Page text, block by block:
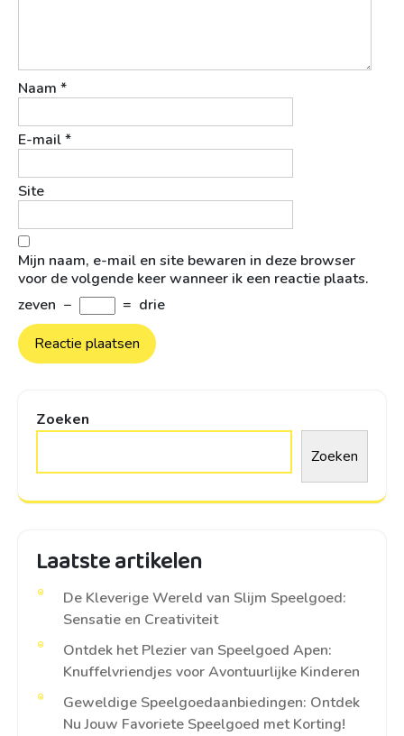
Naam *
E-mail*
Site
Mijn naam, e-mail en site bewaren in deze browser
voor de volgende keer wanneer ik een reactie plaats.
zeven − = drie
Zoeken
Zoeken
Laatste artikelen
De Kleverige Wereld van Slijm Speelgoed:
Sensatie en Creativiteit
Ontdek het Plezier van Speelgoed Apen:
Knuffelvriendjes voor Avontuurlijke Kinderen
Geweldige Speelgoedaanbiedingen: Ontdek
Nu Jouw Favoriete Speelgoed met Korting!